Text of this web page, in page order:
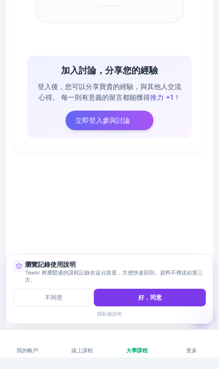
加入討論，分享您的經驗
登入後，您可以分享寶貴的經驗，與其他人交流
心得。
每一則有意義的留言都能獲得推力 +1 ！
立即登入參與討論
我的帳戶 線上課程 大學課程 更多
瀏覽記錄使用說明
Tewkr 將瀏覽過的課程記錄在這台裝置，方便快速回到。資料不傳送給第三
方。
不同意 好，同意
隱私權說明